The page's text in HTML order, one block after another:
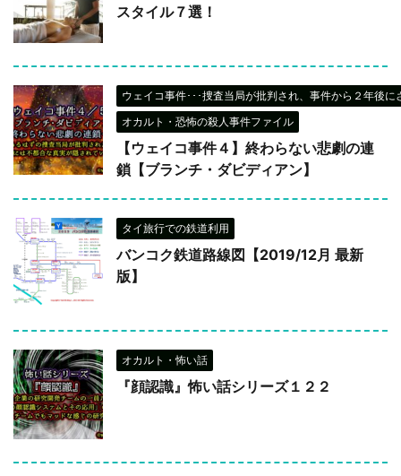
スタイル７選！
ウェイコ事件･･･捜査当局が批判され、事件から２年後
オカルト・恐怖の殺人事件ファイル
【ウェイコ事件４】終わらない悲劇の連
鎖【ブランチ・ダビディアン】
タイ旅行での鉄道利用
バンコク鉄道路線図【2019/12月 最新
版】
オカルト・怖い話
『顔認識』怖い話シリーズ１２２